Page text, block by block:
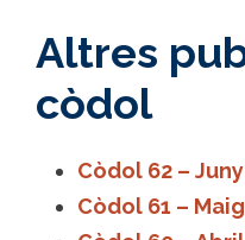
Altres
còdol
Còdol 62 –
Còdol 61 –